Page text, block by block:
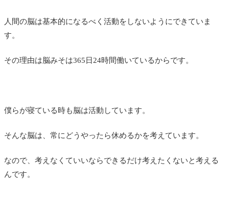
人間の脳は基本的になるべく活動をしないようにできていま
す。
その理由は脳みそは365日24時間働いているからです。
僕らが寝ている時も脳は活動しています。
そんな脳は、常にどうやったら休めるかを考えています。
なので、考えなくていいならできるだけ考えたくないと考える
んです。